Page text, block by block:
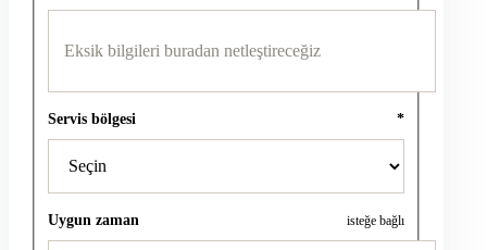
Servis bölgesi *
Uygun zaman isteğe bağlı